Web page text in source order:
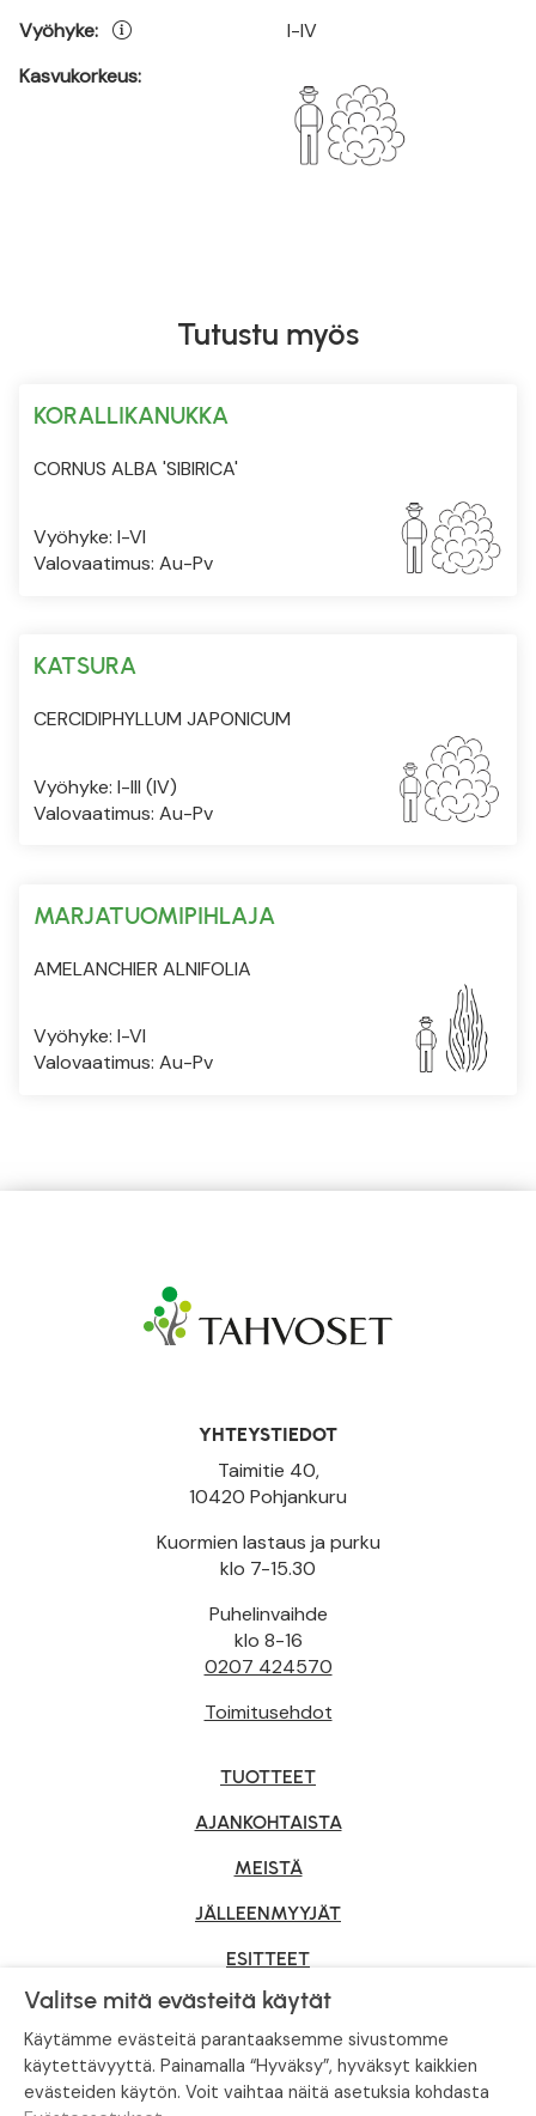
Vyöhyke:
Kasvukorkeus:
I-IV
Tutustu myös
KORALLIKANUKKA
CORNUS ALBA 'SIBIRICA'
Vyöhyke: I-VI
Valovaatimus: Au-Pv
KATSURA
CERCIDIPHYLLUM JAPONICUM
Vyöhyke: I-III (IV)
Valovaatimus: Au-Pv
MARJATUOMIPIHLAJA
AMELANCHIER ALNIFOLIA
Vyöhyke: I-VI
Valovaatimus: Au-Pv
YHTEYSTIEDOT
Taimitie 40,
10420 Pohjankuru
Kuormien lastaus ja purku
klo 7-15.30
Puhelinvaihde
klo 8-16
0207 424570
Toimitusehdot
TUOTTEET
AJANKOHTAISTA
MEISTÄ
JÄLLEENMYYJÄT
ESITTEET
YRITYSMYYNTI
Valitse mitä evästeitä käytät
Käytämme evästeitä parantaaksemme sivustomme
käytettävyyttä. Painamalla “Hyväksy”, hyväksyt kaikkien
evästeiden käytön. Voit vaihtaa näitä asetuksia kohdasta